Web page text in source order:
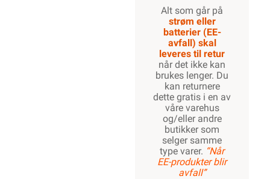
Alt som går på
strøm eller
batterier (EE-
avfall) skal
leveres til retur
når det ikke kan
brukes lenger. Du
kan returnere
dette gratis i en av
våre varehus
og/eller andre
butikker som
selger samme
type varer. “Når
EE-produkter blir
avfall”